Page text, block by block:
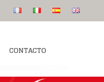
más
CONTACTO